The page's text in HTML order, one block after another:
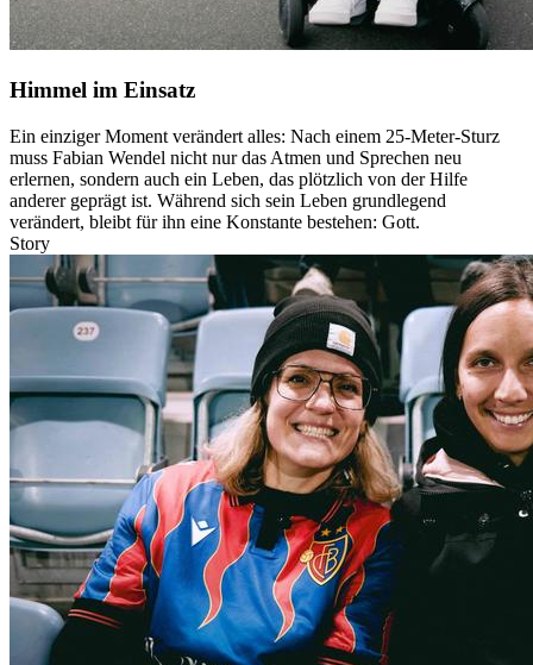
Himmel im Einsatz
Ein einziger Moment verändert alles: Nach einem 25-Meter-Sturz
muss Fabian Wendel nicht nur das Atmen und Sprechen neu
erlernen, sondern auch ein Leben, das plötzlich von der Hilfe
anderer geprägt ist. Während sich sein Leben grundlegend
verändert, bleibt für ihn eine Konstante bestehen: Gott.
Story